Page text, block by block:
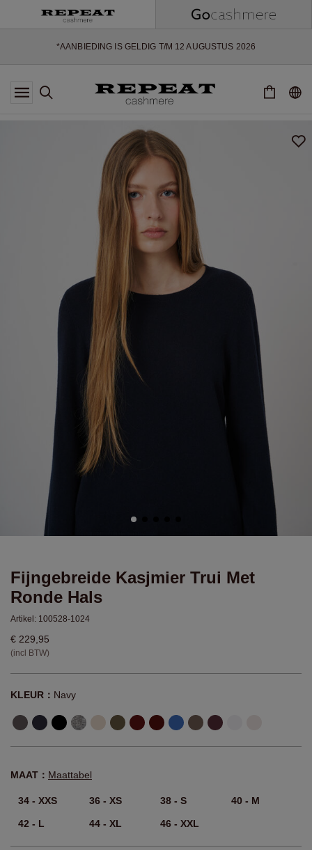
*AANBIEDING IS GELDIG T/M 12 AUGUSTUS 2026
*NIET GELDIG VOOR LIMITED EDITION
*UITZONDERINGEN KUNNEN VAN TOEPASSING ZIJN
SEIZOEN
EXTRA 10% OFF SALE
Fijngebreide Kasjmier Trui Met
Ronde Hals
Artikel: 100528-1024
€ 229,95
(incl BTW)
KLEUR： Navy
MAAT： Maattabel
34 - XXS 36 - XS 38 - S 40 - M
42 - L 44 - XL 46 - XXL